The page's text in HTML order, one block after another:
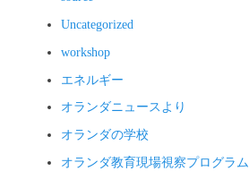
Uncategorized
workshop
エネルギー
オランダニュースより
オランダの学校
オランダ教育現場視察プログラム